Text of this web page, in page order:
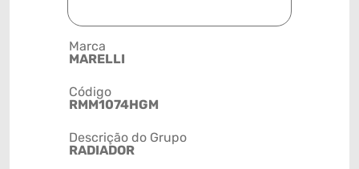
Marca
MARELLI
Código
RMM1074HGM
Descrição do Grupo
RADIADOR